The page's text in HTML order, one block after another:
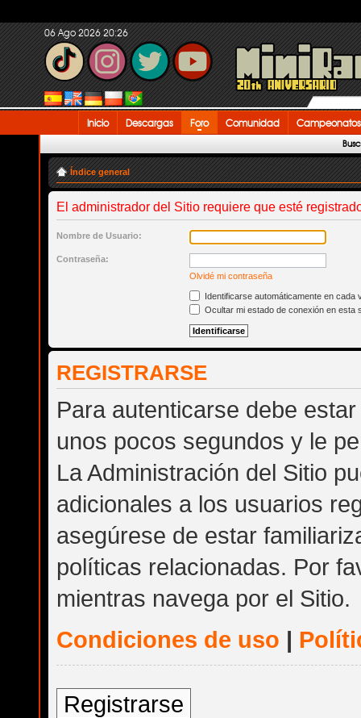
06 Ago 2026 20:26
Inicio Descargas Foro Comunidad Campeonatos
Índice general
El administrador del Sitio requiere que esté
Nombre de Usuario:
Contraseña:
Olvidé mi contraseña
Identificarse automáticamente en cada
Ocultar mi estado de conexión en esta
REGISTRARSE
Para autenticarse debe
unos pocos segundos y le
La Administración del Sitio
adicionales a los usuarios
asegúrese de estar
políticas relacionadas. Por
mientras navega por el Sitio.
Condiciones de uso |
Registrarse